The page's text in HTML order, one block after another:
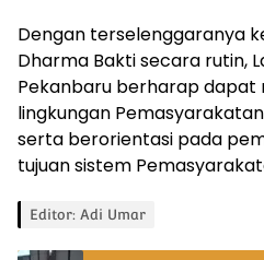
Dengan terselenggaranya
Dharma Bakti secara rutin,
Pekanbaru berharap
lingkungan
serta berorientasi pada
tujuan sistem
Editor: Adi Umar